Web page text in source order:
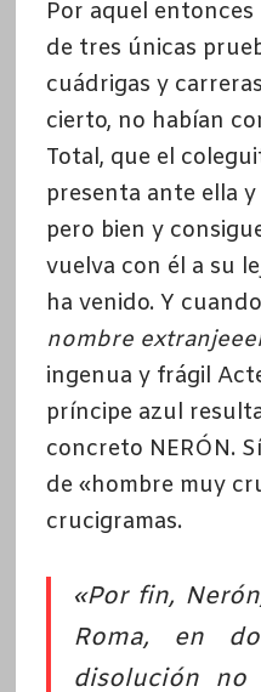
Por aquel
de tres únicas
cuádrigas y
cierto, no habían
Total, que el
presenta ante ella
pero bien y
vuelva con él a su
ha venido. Y
nombre
ingenua y frágil
príncipe azul
concreto NERÓN.
de «hombre muy
crucigramas.
«Por fin,
Roma, en
disolución